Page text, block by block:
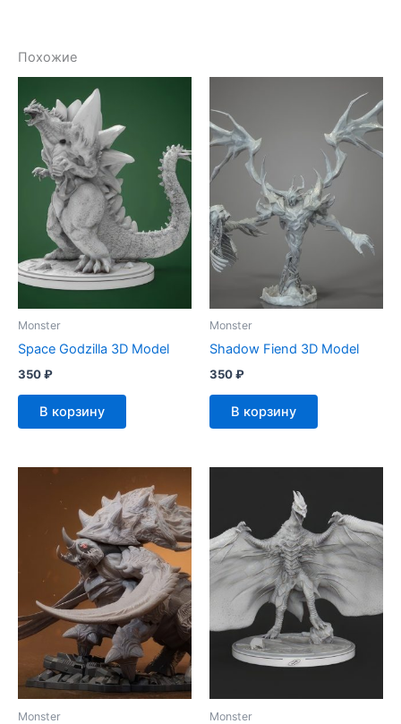
Похожие
Monster
Space Godzilla 3D Model
350₽
В корзину
Monster
Shadow Fiend 3D Model
350₽
В корзину
Monster Monster